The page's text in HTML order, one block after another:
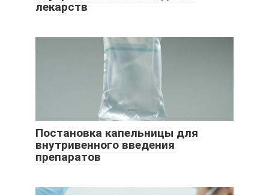
лекарств
Постановка капельницы для
внутривенного введения
препаратов